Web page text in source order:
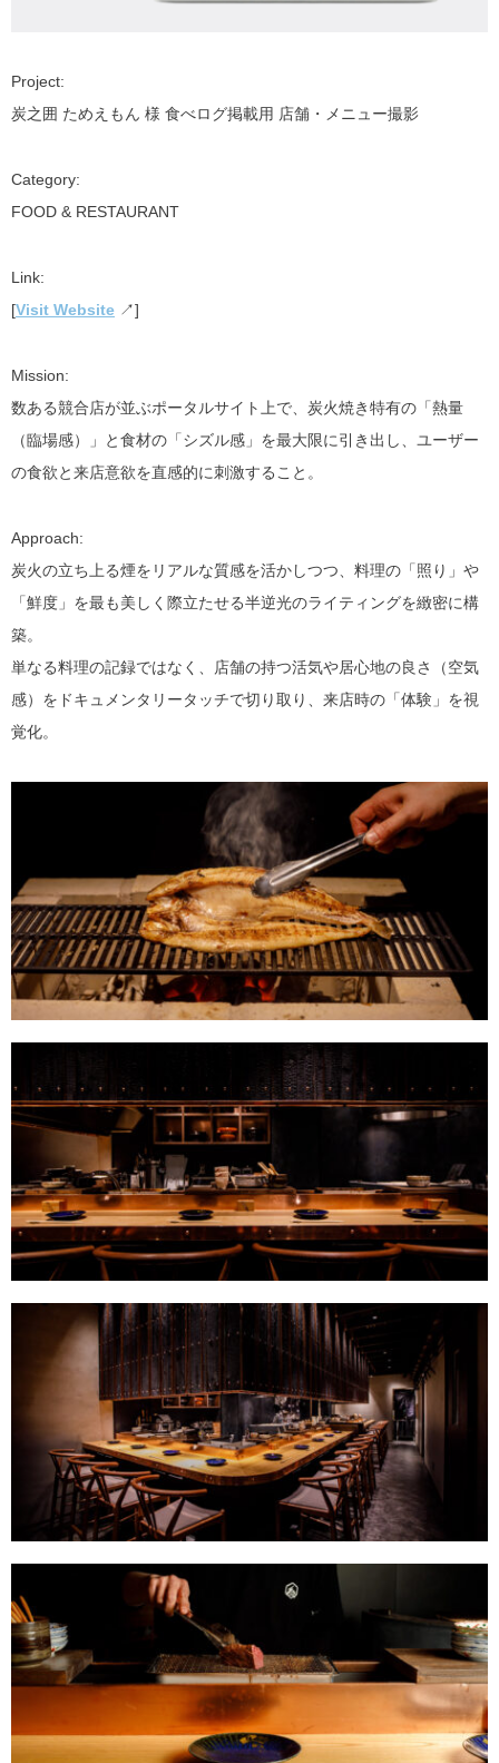
Project:
炭之囲 ためえもん 様 食べログ掲載用 店舗・メニュー撮影
Category:
FOOD & RESTAURANT
Link:
[Visit Website ↗]
Mission:
数ある競合店が並ぶポータルサイト上で、炭火焼き特有の「熱量
（臨場感）」と食材の「シズル感」を最大限に引き出し、ユーザー
の食欲と来店意欲を直感的に刺激すること。
Approach:
炭火の立ち上る煙をリアルな質感を活かしつつ、料理の「照り」や
「鮮度」を最も美しく際立たせる半逆光のライティングを緻密に構
築。
単なる料理の記録ではなく、店舗の持つ活気や居心地の良さ（空気
感）をドキュメンタリータッチで切り取り、来店時の「体験」を視
覚化。